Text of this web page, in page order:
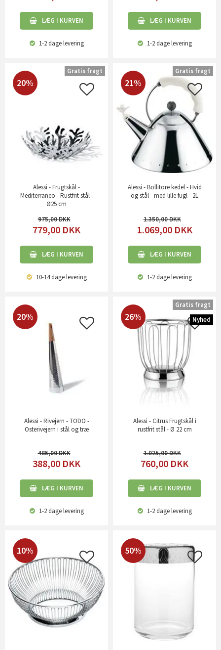
LÆG I KURVEN
1-2 dagelevering
LÆG I KURVEN
1-2 dagelevering
20%
Alessi - Frugtskål -
Mediterraneo - Rustfrit stål -
Ø25 cm
975,00
779,00 DKK
LÆG I KURVEN
10-14 dagelevering
Gratis fragt
21%
Alessi - Bollitore kedel - Hvid
og stål - med lille fugl - 2L
1.350,00
1.069,00 DKK
LÆG I KURVEN
1-2 dagelevering
Gratis fragt
20%
Alessi - Rivejern - TODO -
Osterivejern i stål og træ
485,00
388,00 DKK
LÆG I KURVEN
1-2 dagelevering
26%
Alessi - Citrus Frugtskål i
rustfrit stål - Ø 22 cm
1.025,00
760,00 DKK
LÆG I KURVEN
1-2 dagelevering
Gratis fragt
Nyhed
10% 50%